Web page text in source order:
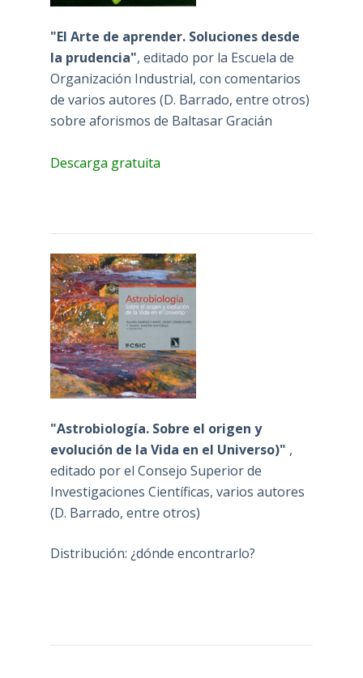
"El Arte de aprender. Soluciones desde
la prudencia", editado por la Escuela de
Organización Industrial, con comentarios
de varios autores (D. Barrado, entre otros)
sobre aforismos de Baltasar Gracián
Descarga gratuita
"Astrobiología. Sobre el origen y
evolución de la Vida en el Universo)" ,
editado por el Consejo Superior de
Investigaciones Científicas, varios autores
(D. Barrado, entre otros)
Distribución: ¿dónde encontrarlo?